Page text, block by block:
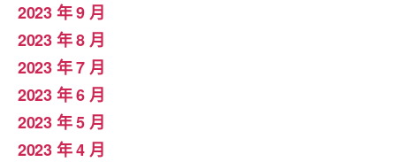
2023 年 9 月
2023 年 8 月
2023 年 7 月
2023 年 6 月
2023 年 5 月
2023 年 4 月